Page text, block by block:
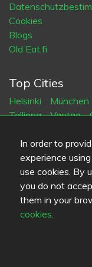
In order to
experience
use cookies. By
you do not
them in your
cookies.
Cookies
Blogs
Old Eat.fi
Top Cities
Helsinki München
Tallinna Vantaa
Kotka Mikkeli
Sprache
FI SV EN